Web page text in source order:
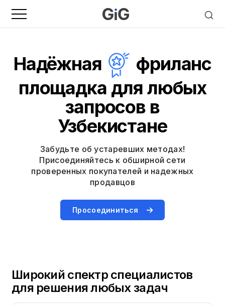
Надёжная
фриланс
площадка для любых
запросов в
Узбекистане
Забудьте об устаревших методах!
Присоединяйтесь к обширной сети
проверенных покупателей и надежных
продавцов
Просоединиться
Широкий спектр специалистов
для решения любых задач